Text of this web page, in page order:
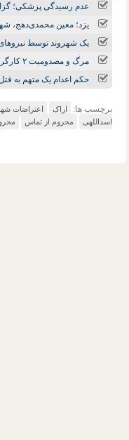
عدم رسیدگی پزشکی؛
یزد؛ معین محمدی‌دهج، شهروند
یک شهروند توسط
مرگ و مصدومیت ۲ کارگر در تبریز و تهران/ افزایش مصدومان حادثه شهرک صنعتی شمس‌آباد به ۲۶ تن
حکم اعدام یک متهم به
برچسب ها: اراک اعتراضات شهریور
اسداللهی
محروم از تماس